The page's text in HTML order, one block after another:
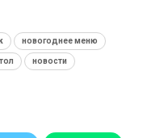
новогоднее меню
новости